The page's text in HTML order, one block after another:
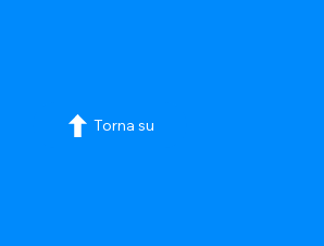
Torna su